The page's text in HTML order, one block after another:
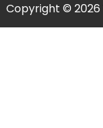
Copyright © 2026